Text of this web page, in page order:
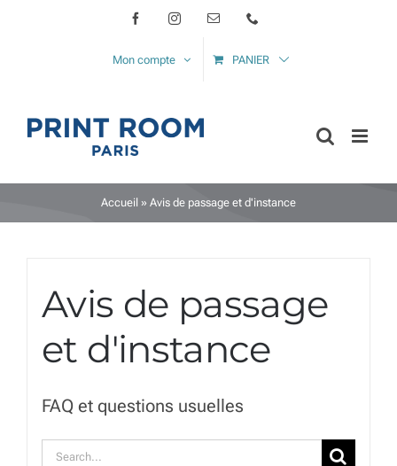
FacebookInstagramEmail
Mon compte PANIER
Accueil » Avis de passage et d'instance
Avis de passage
et d'instance
FAQ et questions usuelles
Rechercher: